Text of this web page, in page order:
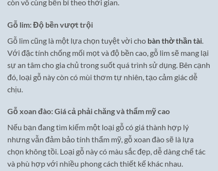
còn vô cùng bền bỉ theo thời gian.
Gỗ lim: Độ bền vượt trội
Gỗ lim cũng là một lựa chọn tuyệt vời cho bàn thờ thần tài
Với đặc tính chống mối mọt và độ bền cao, gỗ lim sẽ mang lại
sự an tâm cho gia chủ trong suốt quá trình sử dụng. Bên cạnh
đó, loại gỗ này còn có mùi thơm tự nhiên, tạo cảm giác dễ
chịu.
Gỗ xoan đào: Giá cả phải chăng và thẩm mỹ cao
Nếu bạn đang tìm kiếm một loại gỗ có giá thành hợp lý
nhưng vẫn đảm bảo tính thẩm mỹ, gỗ xoan đào sẽ là lựa
chọn không tồi. Loại gỗ này có màu sắc đẹp, dễ dàng chế tác
và phù hợp với nhiều phong cách thiết kế khác nhau.